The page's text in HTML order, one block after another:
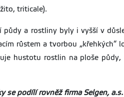
triticale).
půdy a rostliny byly i vyšší v
růstem a tvorbou „křehkých“
hustotu rostlin na ploše půdy,
se podílí rovněž firma Selgen, a.s.